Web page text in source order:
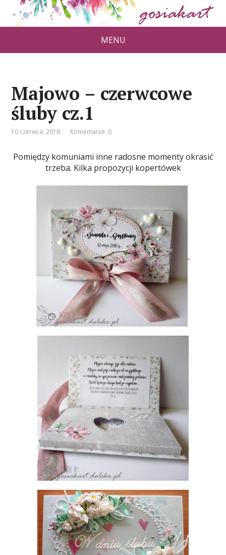
MENU
Majowo – czerwcowe
śluby cz.1
10 czerwca, 2018 Komentarze: 0
Pomiędzy komuniami inne radosne momenty okrasić
trzeba. Kilka propozycji kopertówek